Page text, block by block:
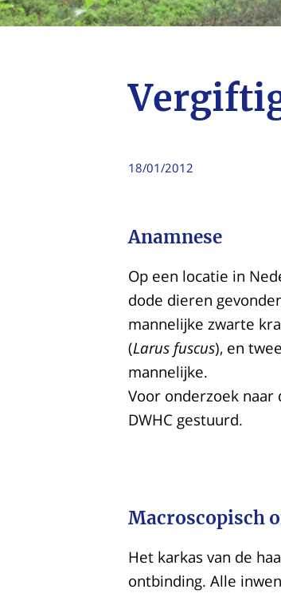
18/01/2012
Anamnese
Op een locatie in
dode dieren
mannelijke zwarte
(Larus fuscus), en
mannelijke.
Voor onderzoek naar
DWHC gestuurd.
Macroscopisch
Het karkas van de
ontbinding. Alle